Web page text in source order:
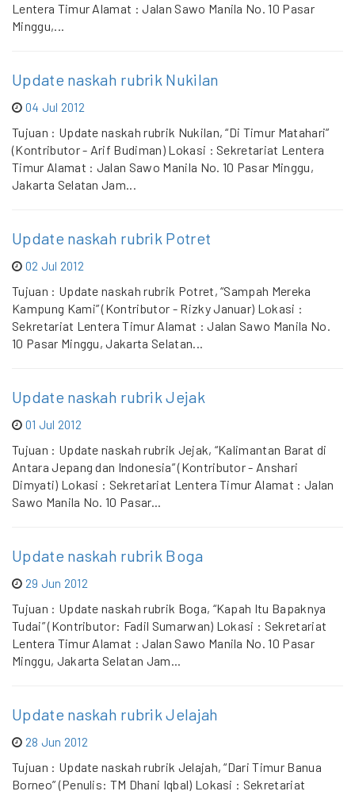
Lentera Timur Alamat : Jalan Sawo Manila No. 10 Pasar
Minggu,...
Update naskah rubrik Nukilan
04 Jul 2012
Tujuan : Update naskah rubrik Nukilan, “Di Timur Matahari”
(Kontributor - Arif Budiman) Lokasi : Sekretariat Lentera
Timur Alamat : Jalan Sawo Manila No. 10 Pasar Minggu,
Jakarta Selatan Jam...
Update naskah rubrik Potret
02 Jul 2012
Tujuan : Update naskah rubrik Potret, “Sampah Mereka
Kampung Kami” (Kontributor - Rizky Januar) Lokasi :
Sekretariat Lentera Timur Alamat : Jalan Sawo Manila No.
10 Pasar Minggu, Jakarta Selatan...
Update naskah rubrik Jejak
01 Jul 2012
Tujuan : Update naskah rubrik Jejak, “Kalimantan Barat di
Antara Jepang dan Indonesia” (Kontributor - Anshari
Dimyati) Lokasi : Sekretariat Lentera Timur Alamat : Jalan
Sawo Manila No. 10 Pasar...
Update naskah rubrik Boga
29 Jun 2012
Tujuan : Update naskah rubrik Boga, “Kapah Itu Bapaknya
Tudai” (Kontributor: Fadil Sumarwan) Lokasi : Sekretariat
Lentera Timur Alamat : Jalan Sawo Manila No. 10 Pasar
Minggu, Jakarta Selatan Jam...
Update naskah rubrik Jelajah
28 Jun 2012
Tujuan : Update naskah rubrik Jelajah, “Dari Timur Banua
Borneo” (Penulis: TM Dhani Iqbal) Lokasi : Sekretariat